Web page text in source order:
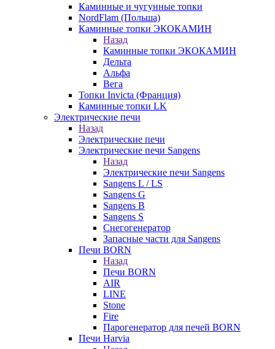
Каминные и чугунные топки
NordFlam (Польша)
Каминные топки ЭКОКАМИН
Назад
Каминные топки ЭКОКАМИН
Дельта
Альфа
Вега
Топки Invicta (Франция)
Каминные топки LK
Электрические печи
Назад
Электрические печи
Электрические печи Sangens
Назад
Электрические печи Sangens
Sangens L / LS
Sangens G
Sangens B
Sangens S
Снегогенератор
Запасные части для Sangens
Печи BORN
Назад
Печи BORN
AIR
LINE
Stone
Fire
Парогенератор для печей BORN
Печи Harvia